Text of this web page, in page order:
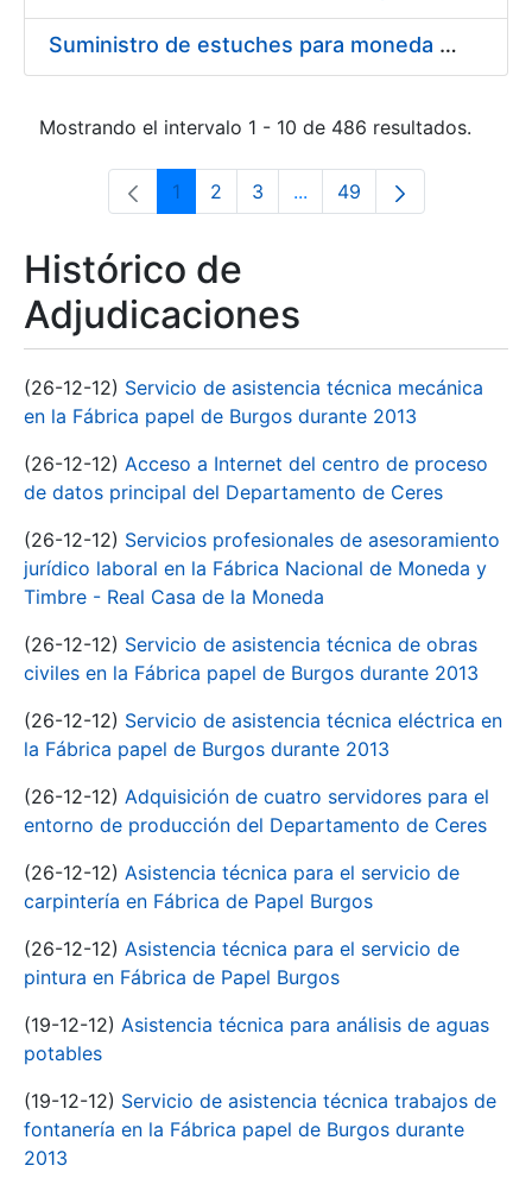
Suministro de estuches para moneda de 30 €
Mostrando el intervalo 1 - 10 de 486 resultados.
Página
1 Página
2 Página
3 ...Páginas intermedias Use
Página
49
Histórico de
Adjudicaciones
(26-12-12) Servicio de asistencia técnica mecánica
en la Fábrica papel de Burgos durante 2013
(26-12-12) Acceso a Internet del centro de proceso
de datos principal del Departamento de Ceres
(26-12-12) Servicios profesionales de asesoramiento
jurídico laboral en la Fábrica Nacional de Moneda y
Timbre - Real Casa de la Moneda
(26-12-12) Servicio de asistencia técnica de obras
civiles en la Fábrica papel de Burgos durante 2013
(26-12-12) Servicio de asistencia técnica eléctrica en
la Fábrica papel de Burgos durante 2013
(26-12-12) Adquisición de cuatro servidores para el
entorno de producción del Departamento de Ceres
(26-12-12) Asistencia técnica para el servicio de
carpintería en Fábrica de Papel Burgos
(26-12-12) Asistencia técnica para el servicio de
pintura en Fábrica de Papel Burgos
(19-12-12) Asistencia técnica para análisis de aguas
potables
(19-12-12) Servicio de asistencia técnica trabajos de
fontanería en la Fábrica papel de Burgos durante
2013